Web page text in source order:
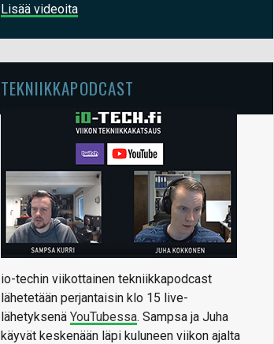
Lisää videoita
TEKNIIKKAPODCAST
io-techin viikottainen tekniikkapodcast
lähetetään perjantaisin klo 15 live-
lähetyksenä YouTubessa. Sampsa ja Juha
käyvät keskenään läpi kuluneen viikon ajalta